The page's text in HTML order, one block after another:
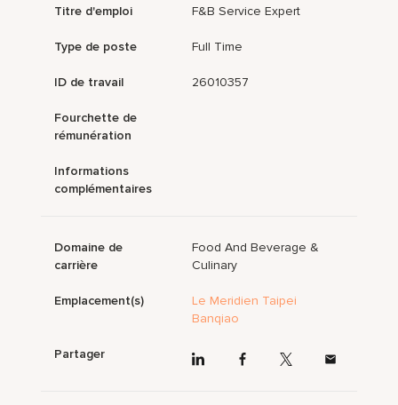
Titre d'emploi F&B Service Expert
Type de poste Full Time
ID de travail 26010357
Fourchette de
rémunération
Informations
complémentaires
Domaine de
carrière
Food And Beverage &
Culinary
Emplacement(s)
Le Meridien Taipei
Banqiao
Partager